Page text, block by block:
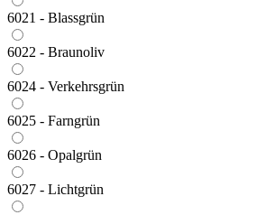
6021 - Blassgrün
6022 - Braunoliv
6024 - Verkehrsgrün
6025 - Farngrün
6026 - Opalgrün
6027 - Lichtgrün